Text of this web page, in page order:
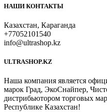
НАШИ КОНТАКТЫ
Казахстан, Караганда
+77052101540
info@ultrashop.kz
ULTRASHOP.KZ
Наша компания является
марок Град, ЭкоСнайпер,
дистрибьютором торговых
Республике Казахстан!